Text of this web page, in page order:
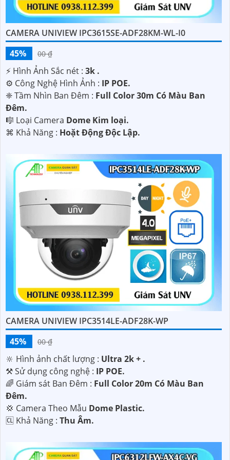
Chúc bạn thành công trong việc lắp đặt Camera UNV
Uniview chất lượng và ứng dụng công nghệ phù hợp với
nhu cầu của mình!
CAMERA UNIVIEW IPC3615SE-ADF28KM-WL-I0
45%
00 ₫
️⚡ Hình Ảnh Sắc nét : 3k .
⚙ Công Nghệ Hình Ảnh : IP POE.
❈ Tầm Nhìn Ban Đêm : Full Color 30m Có Màu Ban
Ðêm.
🎼️ Loại Camera Dome Kim loại.
️⌘ Khả Năng : Hoặt Động Độc Lập.
CAMERA UNIVIEW IPC3514LE-ADF28K-WP
45%
00 ₫
🔆 Hình ảnh chất lượng : Ultra 2k + .
⚒ Sử dụng công nghệ : IP POE.
🌈 Giám sát Ban Đêm : Full Color 20m Có Màu Ban
Ðêm.
💢 Camera Theo Mẫu Dome Plastic.
️🆑 Khả Năng : Thu Âm.